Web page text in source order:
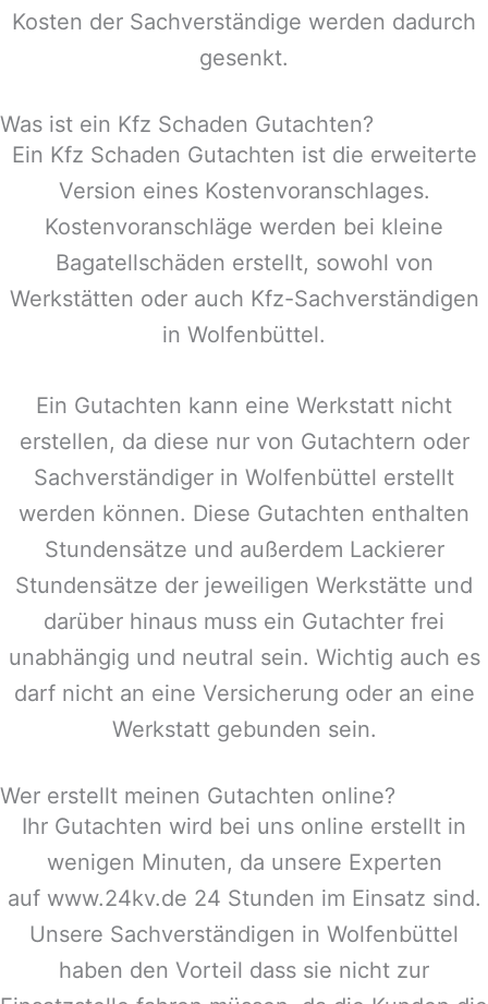
Kosten der Sachverständige werden dadurch
gesenkt.
Was ist ein Kfz Schaden Gutachten?
Ein Kfz Schaden Gutachten ist die erweiterte
Version eines Kostenvoranschlages.
Kostenvoranschläge werden bei kleine
Bagatellschäden erstellt, sowohl von
Werkstätten oder auch Kfz-Sachverständigen
in Wolfenbüttel.
Ein Gutachten kann eine Werkstatt nicht
erstellen, da diese nur von Gutachtern oder
Sachverständiger in Wolfenbüttel erstellt
werden können. Diese Gutachten enthalten
Stundensätze und außerdem Lackierer
Stundensätze der jeweiligen Werkstätte und
darüber hinaus muss ein Gutachter frei
unabhängig und neutral sein. Wichtig auch es
darf nicht an eine Versicherung oder an eine
Werkstatt gebunden sein.
Wer erstellt meinen Gutachten online?
Ihr Gutachten wird bei uns online erstellt in
wenigen Minuten, da unsere Experten
auf www.24kv.de 24 Stunden im Einsatz sind.
Unsere Sachverständigen in Wolfenbüttel
haben den Vorteil dass sie nicht zur